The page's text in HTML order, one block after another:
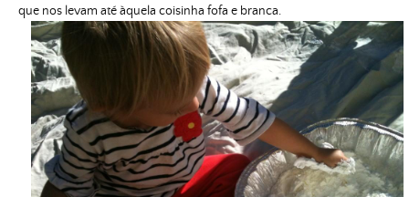
que nos levam até àquela coisinha fofa e branca.